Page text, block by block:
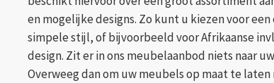
en mogelijke designs. Zo kunt u kiezen voor
simpele stijl, of bijvoorbeeld voor Afrikaanse
design. Zit er in ons meubelaanbod niets naar
Overweeg dan om uw meubels op maat te laten